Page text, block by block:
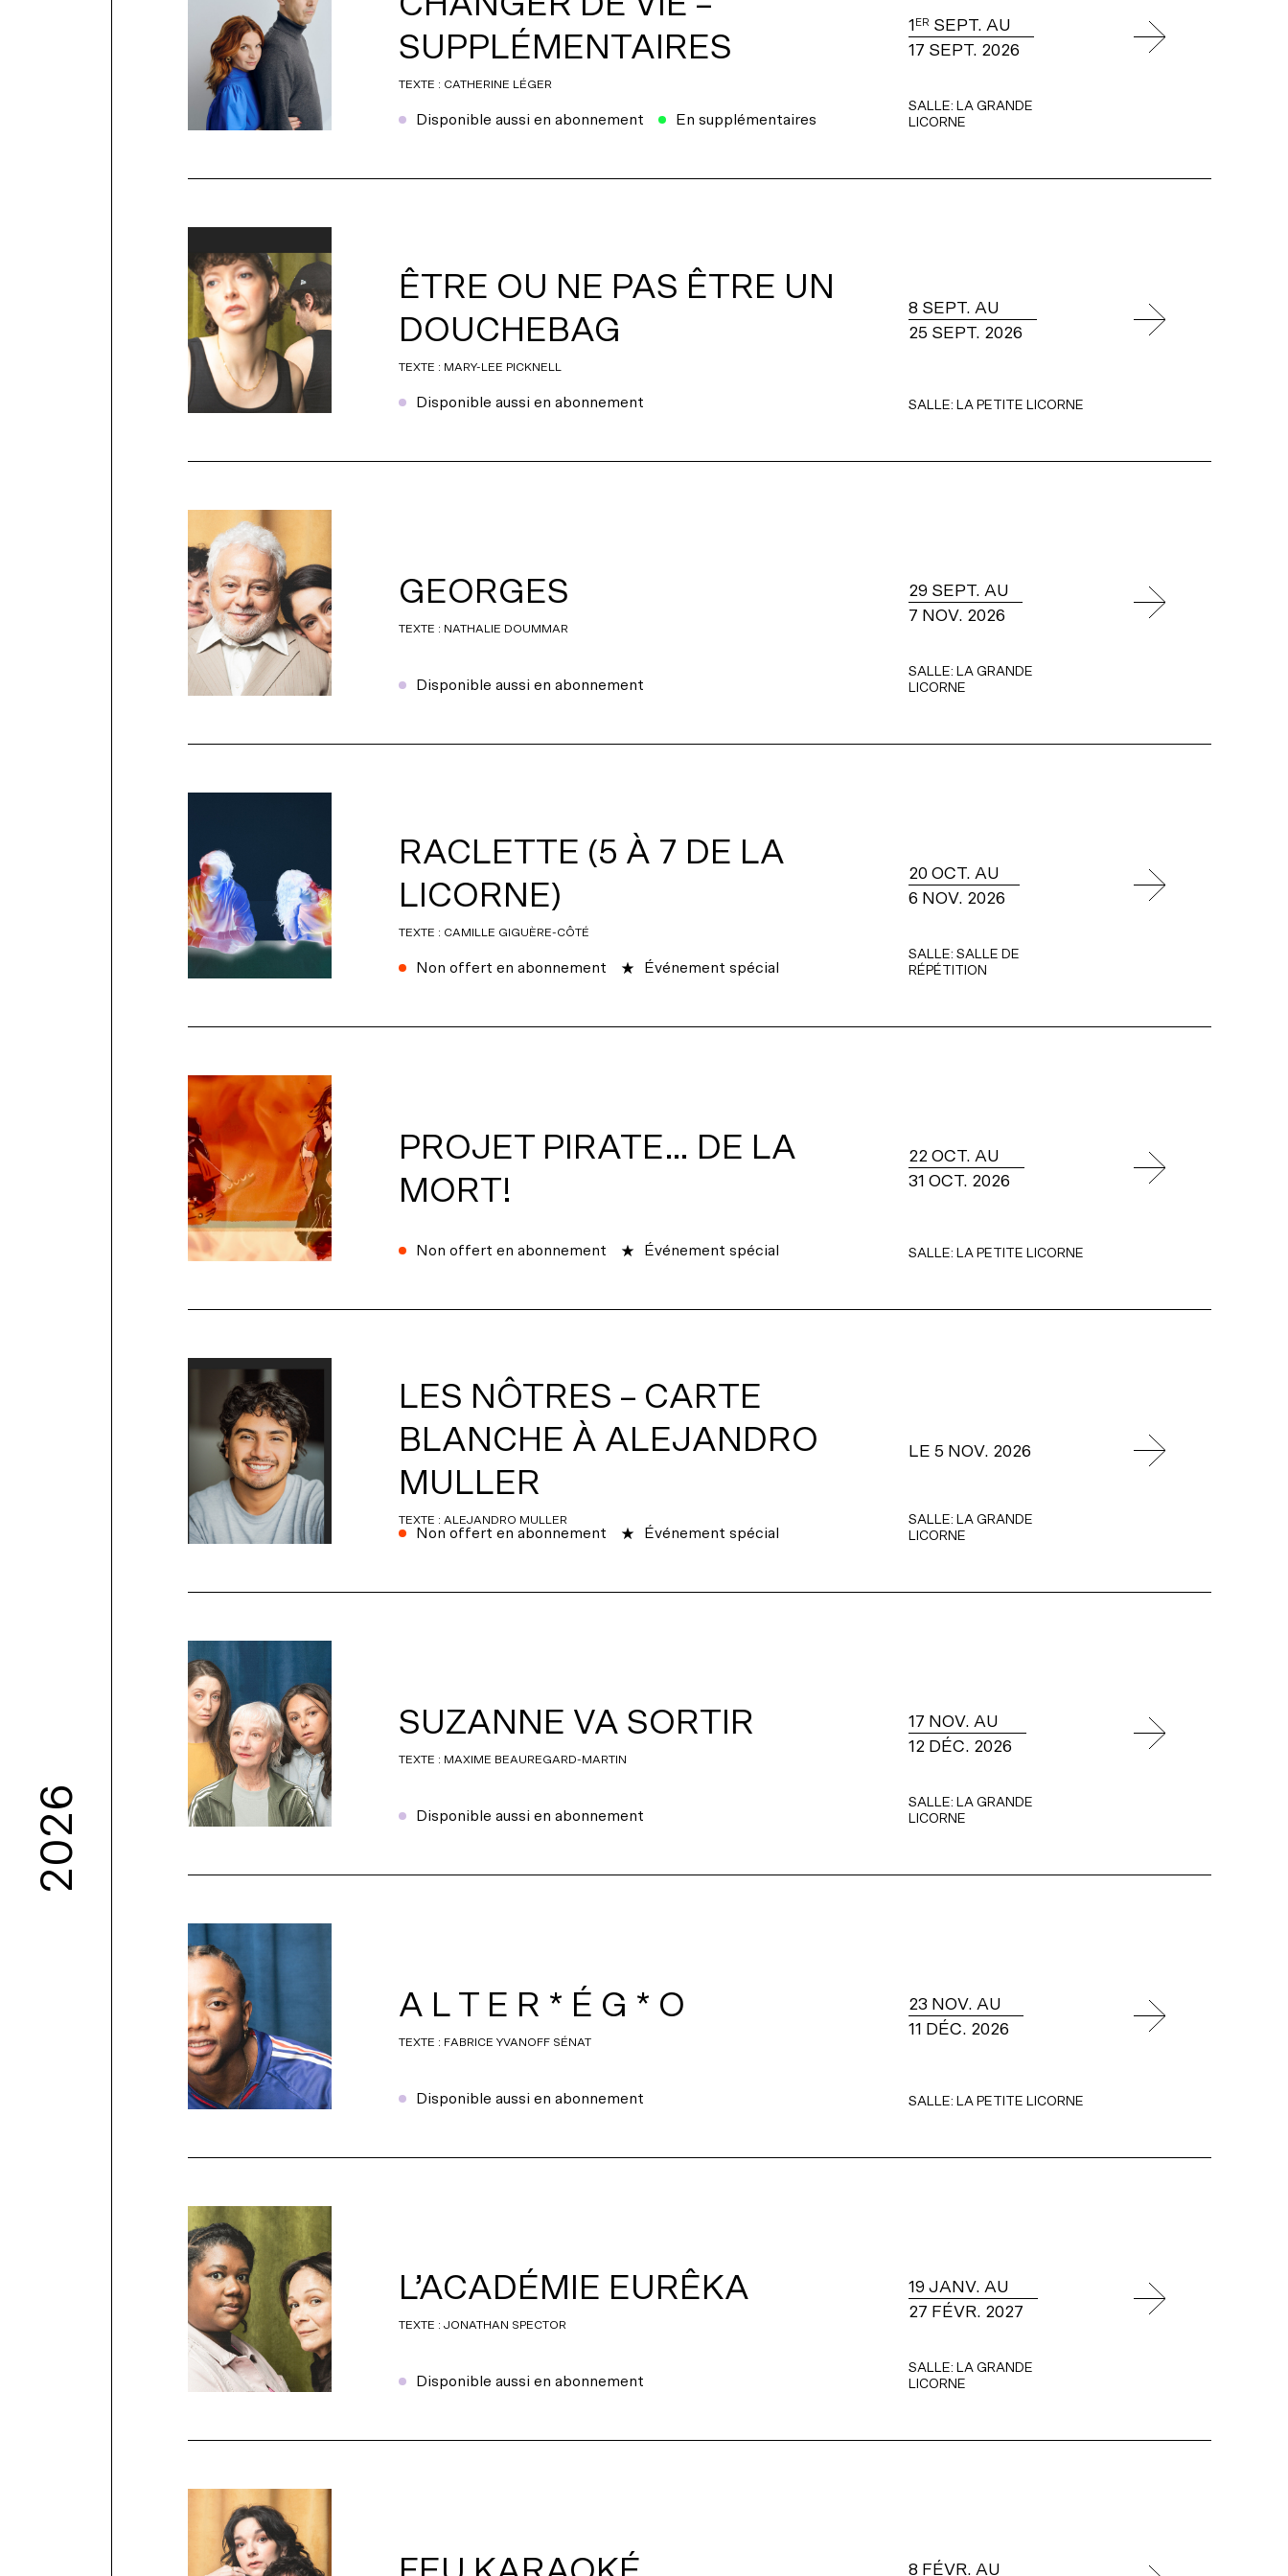
SUPPLÉMENTAIRES
TEXTE : CATHERINE LÉGER
1ER SEPT. AU
17 SEPT. 2026
SALLE:LA GRANDE
LICORNE
Disponible aussi en abonnement En supplémentaires
ÊTRE OU NE PAS ÊTRE UN
DOUCHEBAG
TEXTE : MARY-LEE PICKNELL
8 SEPT. AU
25 SEPT. 2026
SALLE:LA PETITE LICORNE
Disponible aussi en abonnement
GEORGES
TEXTE : NATHALIE DOUMMAR
29 SEPT. AU
7 NOV. 2026
SALLE:LA GRANDE
LICORNE
Disponible aussi en abonnement
RACLETTE (5 À 7 DE LA
LICORNE)
TEXTE : CAMILLE GIGUÈRE-CÔTÉ
20 OCT. AU
6 NOV. 2026
SALLE:SALLE DE
RÉPÉTITION
Non offert en abonnement Événement spécial
PROJET PIRATE… DE LA
MORT!
22 OCT. AU
31 OCT. 2026
SALLE:LA PETITE LICORNE
Non offert en abonnement Événement spécial
LES NÔTRES – CARTE
BLANCHE À ALEJANDRO
MULLER
TEXTE : ALEJANDRO MULLER
LE 5 NOV. 2026
SALLE:LA GRANDE
LICORNE
Non offert en abonnement Événement spécial
SUZANNE VA SORTIR
TEXTE : MAXIME BEAUREGARD-MARTIN
17 NOV. AU
12 DÉC. 2026
SALLE:LA GRANDE
LICORNE
Disponible aussi en abonnement
A L T E R * É G * O
TEXTE : FABRICE YVANOFF SÉNAT
23 NOV. AU
11 DÉC. 2026
SALLE:LA PETITE LICORNE
Disponible aussi en abonnement
L’ACADÉMIE EURÊKA
TEXTE : JONATHAN SPECTOR
19 JANV. AU
27 FÉVR. 2027
SALLE:LA GRANDE
LICORNE
Disponible aussi en abonnement
8 FÉVR. AU
2026